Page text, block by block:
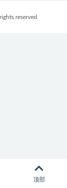
reserved
顶部